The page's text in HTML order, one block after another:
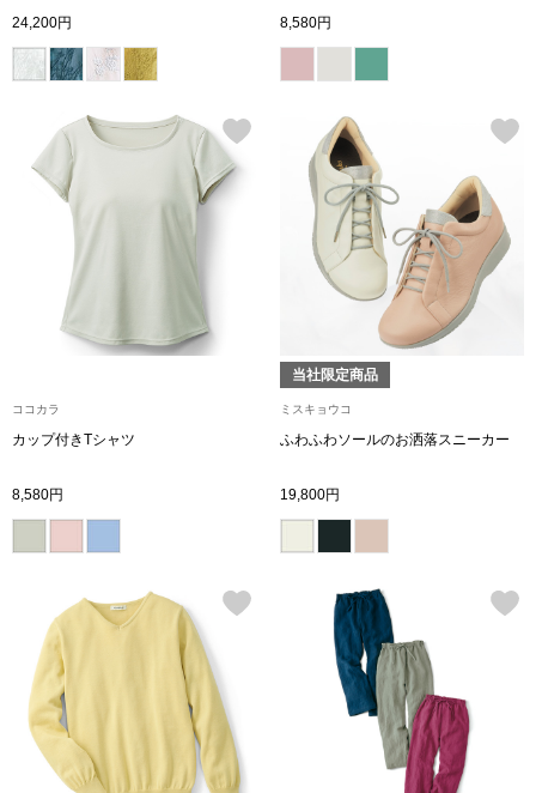
／チュニック
ダーウェア
ン雑貨
ブリーフケース
クラッチバッグ
ボディバッグ
リュック･バッ
スーツケース
スリップオン
レースアップ
24,200円
8,580円
ココカラ
カップ付きTシャツ
8,580円
当社限定商品
ミスキョウコ
ふわふわソールのお洒落スニーカー
19,800円